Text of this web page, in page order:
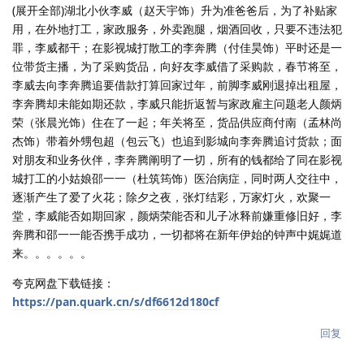
(展开全部)湖北小伙李威（赵天宇饰）升为准爸爸后，为了补贴家
用，在外地打工，家政服务，外卖跑腿，烟酒回收，只要不违法犯
罪，李威都干；在影视城打散工的李奔腾（付佳昊饰）平时还是一
位带货主播，为了采购货品，向好友李威借了采购款，春节将至，
李威去向李奔腾追要借款打算回家过年，前脚李威刚退掉出租屋，
李奔腾却未能如期还款，李威只能折返暂与家政雇主问题老人颜炳
荣（张晨光饰）住在了一起；年关将至，货品供应商付南（孟林尚
杰饰）带着外甥包超（包云飞）也追到影城向李奔腾追讨货款；面
对朋友和业务伙伴，李奔腾阐明了一切，所有的钱都给了同在影视
城打工的小姑娘邵一一（杜筑筠饰）医治病症，同时两人交往中，
逐渐产生了爱了火花；除夕之夜，张灯结彩，万家灯火，欢聚一
堂，李威能否如期回家，颜炳荣能否和儿子冰释前嫌重修旧好，李
奔腾和邵一一能否携手成功，一切都将在新年伊始的钟声中娓娓道
来。。。。。。
夸克网盘下载链接：
https://pan.quark.cn/s/df6612d180cf
回复